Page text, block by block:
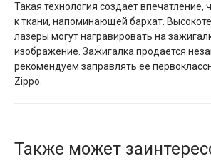
Такая технология создает впечатление,
к ткани, напоминающей бархат.
лазеры могут награвировать на
изображение. Зажигалка продается
рекомендуем заправлять ее
Zippo.
Также может